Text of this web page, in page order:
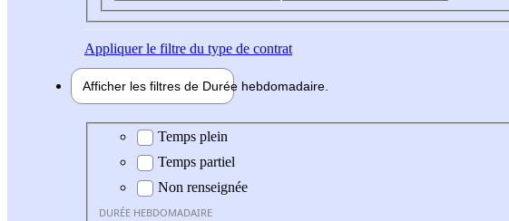
Appliquerle filtre du type de contrat
Afficher les filtres de Durée hebdomadaire
Durée hebdomadaire
Temps plein
Temps partiel
Non renseignée
DURÉE HEBDOMADAIRE